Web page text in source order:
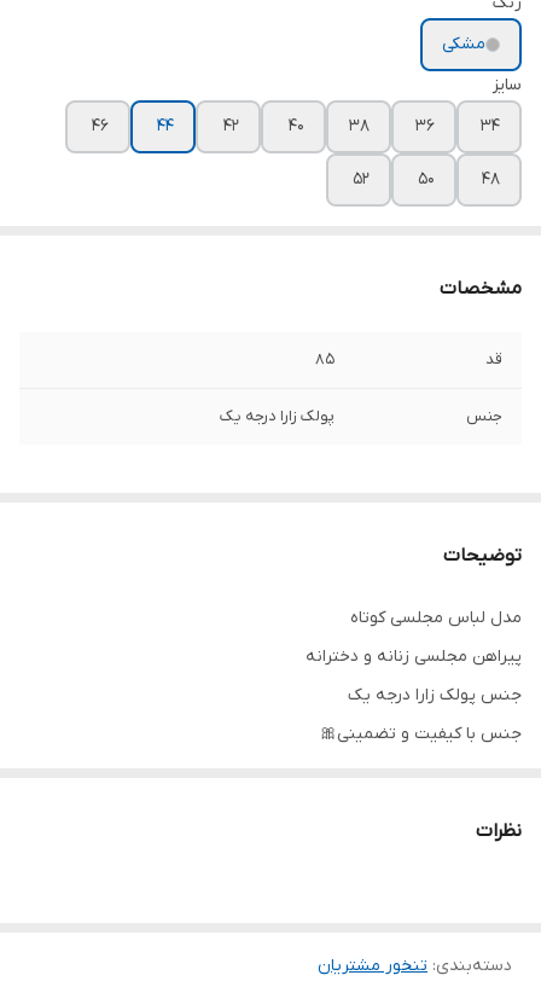
مشکی
سایز
۳۴
۳۶ ۳۸ ۴۰ ۴۲ ۴۴ ۴۶
۴۸ ۵۰ ۵۲
مشخصات
قد ۸۵
جنس پولک زارا درجه یک
توضیحات
مدل لباس مجلسی کوتاه
پیراهن مجلسی زنانه و دخترانه
جنس پولک زارا درجه یک
جنس با کیفیت و تضمینی🎀
دوستان عزیز در هنگام انتخاب مدل دقت کنید مشخصات لباس ها زیر
نظرات
دسته‌بندی: تنخور مشتریان